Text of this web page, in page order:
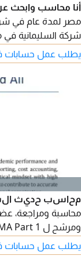
أنا محاسب وابحث
مصر لمدة عام في
شهادة صحيه
يطلب عمل حسابات
محاسب حديث
والقوائم والتقارير
يطلب عمل حسابات